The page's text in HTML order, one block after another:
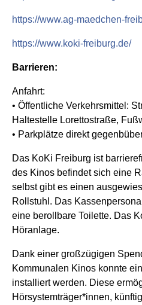
https://www.ag-maedchen-
https://www.koki-freiburg.de/
Barrieren:
Anfahrt:
• Öffentliche Verkehrsmittel:
Haltestelle Lorettostraße,
• Parkplätze direkt
Das KoKi Freiburg ist
des Kinos befindet sich eine
selbst gibt es einen
Rollstuhl. Das
eine berollbare Toilette. Das
Höranlage.
Dank einer großzügigen
Kommunalen Kinos konnte
installiert werden. Diese
Hörsystemträger*innen,